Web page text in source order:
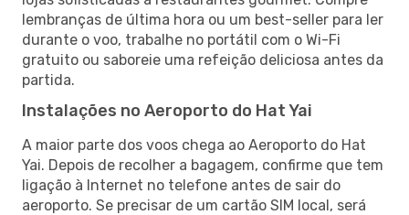
lembranças de última hora ou um best-seller para ler
durante o voo, trabalhe no portátil com o Wi-Fi
gratuito ou saboreie uma refeição deliciosa antes da
partida.
Instalações no Aeroporto do Hat Yai
A maior parte dos voos chega ao Aeroporto do Hat
Yai. Depois de recolher a bagagem, confirme que tem
ligação à Internet no telefone antes de sair do
aeroporto. Se precisar de um cartão SIM local, será